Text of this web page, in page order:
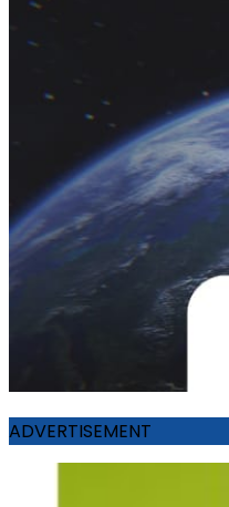
ADVERTISEMENT